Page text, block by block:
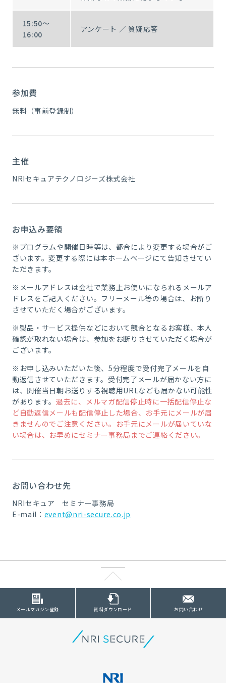
15:50～
16:00
アンケート ／ 質疑応答
参加費
無料（事前登録制）
主催
NRIセキュアテクノロジーズ株式会社
お申込み要領
※プログラムや開催日時等は、都合により変更する場合がご
ざいます。変更する際には本ホームページにて告知させてい
ただきます。
※メールアドレスは会社で業務上お使いになられるメールア
ドレスをご記入ください。フリーメール等の場合は、お断り
させていただく場合がございます。
※製品・サービス提供などにおいて競合となるお客様、本人
確認が取れない場合は、参加をお断りさせていただく場合が
ございます。
※お申し込みいただいた後、5分程度で受付完了メールを自
動返信させていただきます。受付完了メールが届かない方に
は、開催当日朝お送りする視聴用URLなども届かない可能性
があります。過去に、メルマガ配信停止時に一括配信停止な
ど自動返信メールも配信停止した場合、お手元にメールが届
きませんのでご注意ください。お手元にメールが届いていな
い場合は、お早めにセミナー事務局までご連絡ください。
お問い合わせ先
NRIセキュア セミナー事務局
E-mail： event@nri-secure.co.jp
メールマガジン登録 資料ダウンロード お問い合わせ